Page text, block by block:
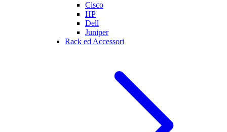
Cisco
HP
Dell
Juniper
Rack ed Accessori